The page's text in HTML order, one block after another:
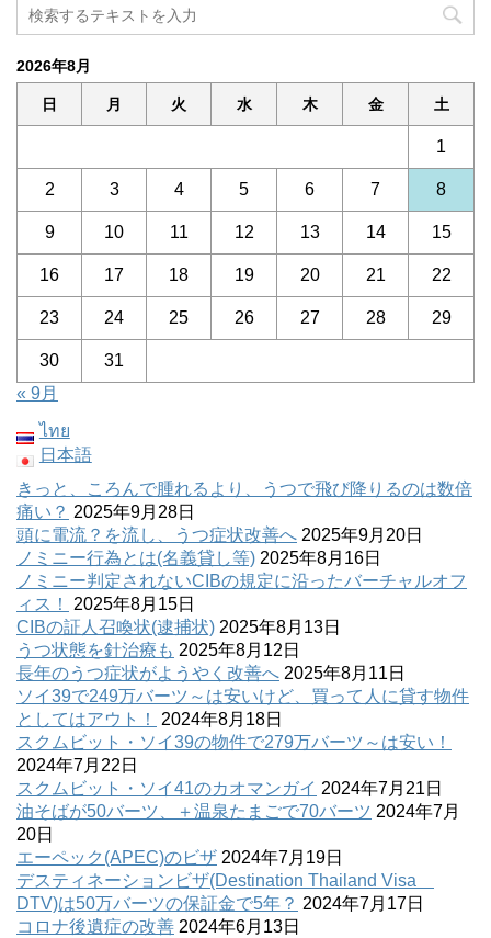
2026年8月
日 月 火 水 木 金 土
1
2 3 4 5 6 7 8
9 10 11 12 13 14 15
16 17 18 19 20 21 22
23 24 25 26 27 28 29
30
31
« 9月
ไทย
日本語
きっと、ころんで腫れるより、うつで飛び降りるのは数倍
痛い？ 2025年9月28日
頭に電流？を流し、うつ症状改善へ 2025年9月20日
ノミニー行為とは(名義貸し等) 2025年8月16日
ノミニー判定されないCIBの規定に沿ったバーチャルオフ
ィス！
2025年8月15日
CIBの証人召喚状(逮捕状) 2025年8月13日
うつ状態を針治療も 2025年8月12日
長年のうつ症状がようやく改善へ 2025年8月11日
ソイ39で249万バーツ～は安いけど、買って人に貸す物件
としてはアウト！
2024年8月18日
スクムビット・ソイ39の物件で279万バーツ～は安い！
2024年7月22日
スクムビット・ソイ41のカオマンガイ 2024年7月21日
油そばが50バーツ、＋温泉たまごで70バーツ 2024年7月
20日
エーペック(APEC)のビザ 2024年7月19日
デスティネーションビザ(Destination Thailand Visa
DTV)は50万バーツの保証金で5年？ 2024年7月17日
コロナ後遺症の改善 2024年6月13日